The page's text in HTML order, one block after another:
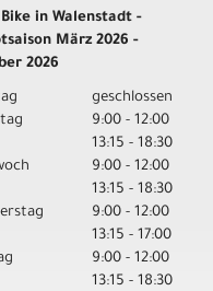
Bike in Walenstadt -
März 2026 -
2026
geschlossen
9:00 - 12:00
13:15 - 18:30
9:00 - 12:00
13:15 - 18:30
9:00 - 12:00
13:15 - 17:00
9:00 - 12:00
13:15 - 18:30